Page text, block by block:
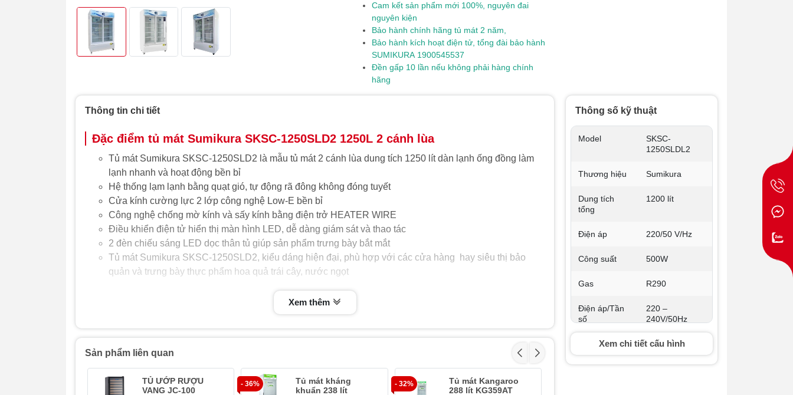
Cam kết sản phẩm mới 100%, nguyên đai
nguyên kiện
Bảo hành chính hãng tủ mát 2 năm,
Bảo hành kích hoạt điện tử, tổng đài bảo hành
SUMIKURA 1900545537
Đền gấp 10 lần nếu không phải hàng chính
hãng
Thông số kỹ thuật
Model
SKSC-
1250SLDL2
Thương hiệu Sumikura
Dung tích
tổng
1200 lít
Điện áp 220/50 V/Hz
Công suất 500W
Gas R290
Điện áp/Tần
số
220 –
240V/50Hz
Nhiệt độ 2 độ C – 8 độ C
Xem chi tiết cấu hình
Thông tin chi tiết
Đặc điểm tủ mát Sumikura SKSC-1250SLD2 1250L 2 cánh lùa
Tủ mát Sumikura SKSC-1250SLD2 là mẫu tủ mát 2 cánh lùa dung tích 1250 lít dàn lạnh ống đồng làm
lạnh nhanh và hoạt động bền bỉ
Hệ thống lạm lạnh bằng quạt gió, tự động rã đông không đóng tuyết
Cửa kính cường lực 2 lớp công nghệ Low-E bền bỉ
Công nghệ chống mờ kính và sấy kính bằng điện trở HEATER WIRE
Điều khiển điện tử hiển thị màn hình LED, dễ dàng giám sát và thao tác
2 đèn chiếu sáng LED dọc thân tủ giúp sản phẩm trưng bày bắt mắt
Tủ mát Sumikura SKSC-1250SLD2, kiểu dáng hiện đại, phù hợp với các cửa hàng hay siêu thị bảo
quản và trưng bày thực phẩm hoa quả trái cây, nước ngọt
Xem thêm
Sản phẩm liên quan
TỦ ƯỚP RƯỢU
VANG JC-100
- 36%
Tủ mát kháng
khuẩn 238 lít
- 32%
Tủ mát Kangaroo
288 lít KG359AT